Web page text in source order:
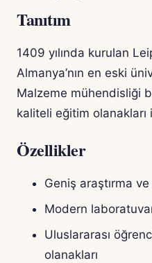
Tanıtım
1409 yılında kurulan
Almanya’nın en eski
Malzeme mühendisliği
kaliteli eğitim
Özellikler
Geniş araştırma
Modern
Uluslararası
olanakları